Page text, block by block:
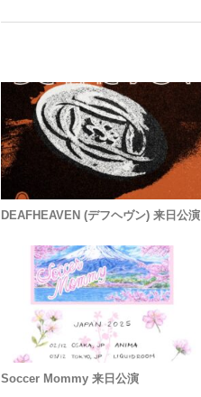
DEAFHEAVEN (デフヘヴン) 来日公演
Soccer Mommy 来日公演